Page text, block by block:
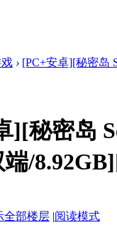
› [PC+安卓][秘密岛
][秘密岛
/
全部楼层 |阅读模式